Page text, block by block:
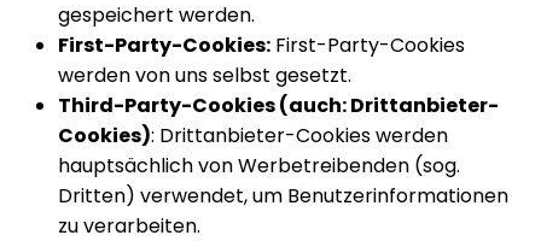
gespeichert werden.
First-Party-Cookies: First-Party-Cookies
werden von uns selbst gesetzt.
Third-Party-Cookies (auch: Drittanbieter-
Cookies): Drittanbieter-Cookies werden
hauptsächlich von Werbetreibenden (sog.
Dritten) verwendet, um Benutzerinformationen
zu verarbeiten.